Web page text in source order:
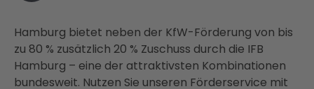
Hamburg bietet neben der KfW-Förderung von bis
zu 80 % zusätzlich 20 % Zuschuss durch die IFB
Hamburg – eine der attraktivsten Kombinationen
bundesweit. Nutzen Sie unseren Förderservice mit